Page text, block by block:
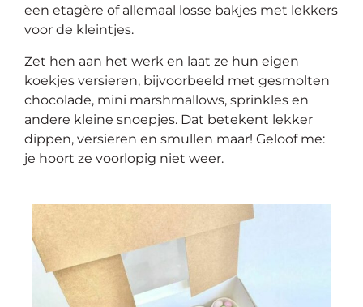
een etagère of allemaal losse bakjes met lekkers
voor de kleintjes.
Zet hen aan het werk en laat ze hun eigen
koekjes versieren, bijvoorbeeld met gesmolten
chocolade, mini marshmallows, sprinkles en
andere kleine snoepjes. Dat betekent lekker
dippen, versieren en smullen maar! Geloof me:
je hoort ze voorlopig niet weer.